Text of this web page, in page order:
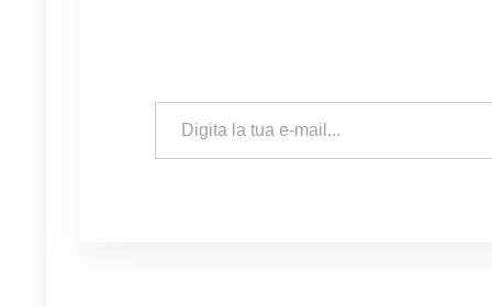
Digita la tua e-mail...